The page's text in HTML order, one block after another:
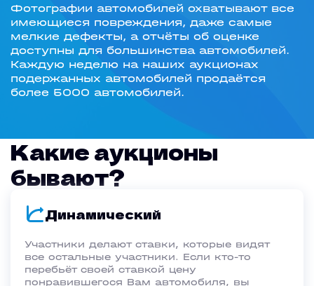
Фотографии автомобилей охватывают все
имеющиеся повреждения, даже самые
мелкие дефекты, а отчёты об оценке
доступны для большинства автомобилей.
Каждую неделю на наших аукционах
подержанных автомобилей продаётся
более 5000 автомобилей.
Какие аукционы
бывают?
Динамический
Участники делают ставки, которые видят
все остальные участники. Если кто-то
перебьёт своей ставкой цену
понравившегося Вам автомобиля, вы